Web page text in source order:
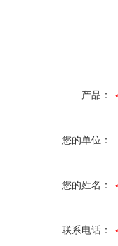
产品：
您的单位：
您的姓名：
联系电话：